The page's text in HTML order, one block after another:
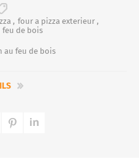
, four a pizza exterieur ,
feu de bois
au feu de bois